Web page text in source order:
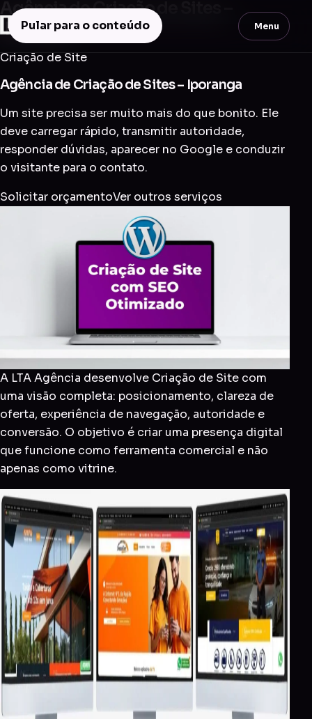
Pular para o conteúdo Menu
Agência de Criação de Sites –
Iporanga
Criação de Site
Agência de Criação de Sites – Iporanga
Um site precisa ser muito mais do que bonito. Ele
deve carregar rápido, transmitir autoridade,
responder dúvidas, aparecer no Google e conduzir
o visitante para o contato.
Solicitar orçamentoVer outros serviços
A LTA Agência desenvolve Criação de Site com
uma visão completa: posicionamento, clareza de
oferta, experiência de navegação, autoridade e
conversão. O objetivo é criar uma presença digital
que funcione como ferramenta comercial e não
apenas como vitrine.